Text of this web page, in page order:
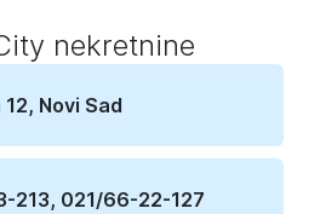
nekretnine
, Novi Sad
213, 021/66-22-127